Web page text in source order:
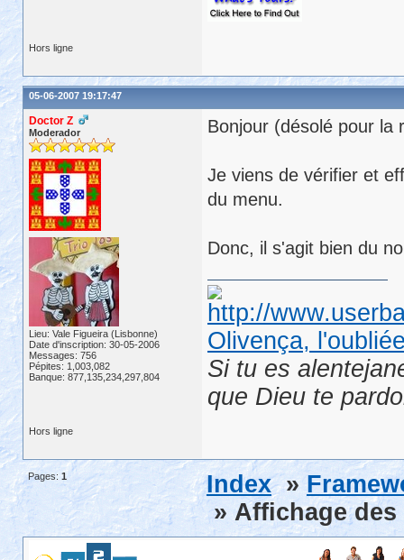
Hors ligne
05-06-2007 19:17:47
Doctor Z
Moderador
Lieu: Vale Figueira (Lisbonne)
Date d'inscription: 30-05-2006
Messages: 756
Pépites: 1,003,082
Banque: 877,135,234,297,804
Bonjour (désolé pour la
Je viens de vérifier et
du menu.
Donc, il s'agit bien du
Olivença,
Si tu es
que Dieu te
Hors ligne
Pages: 1 Index »
» Affichage des